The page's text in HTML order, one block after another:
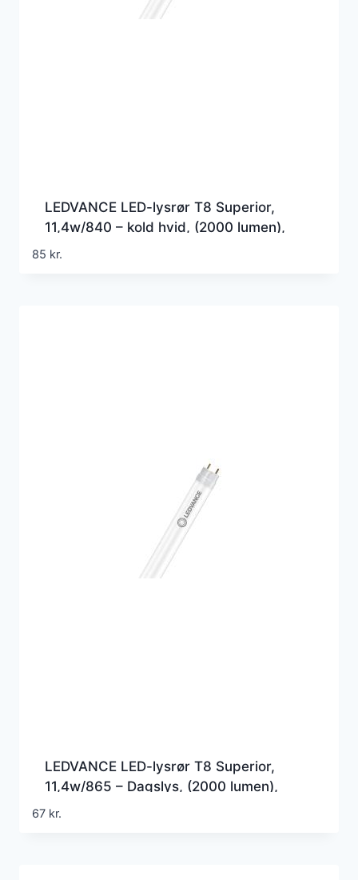
LEDVANCE LED-lysrør T8 Superior,
11,4w/840 – kold hvid, (2000 lumen),
1050mm, (Erstatter 38w), EM+230v
85 kr.
LEDVANCE LED-lysrør T8 Superior,
11,4w/865 – Dagslys, (2000 lumen),
1050mm, G5 (Erstatter 38w), EM+230v
67 kr.